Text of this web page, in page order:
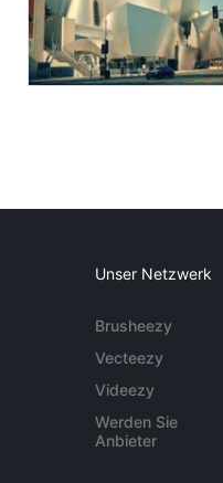
Unser Netzwerk
Brusheezy
Vecteezy
Videezy
Werden Sie
Anbieter